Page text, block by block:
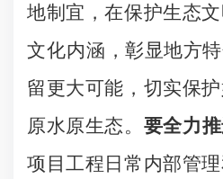
地制宜，在保护生态
文化内涵，彰显地方
留更大可能，切实保
原水原生态。 要全力推
项目工程日常内部管